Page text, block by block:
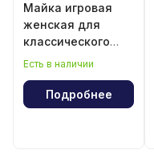
Майка игровая
женская для
классического
волейбола
Есть в наличии
Подробнее